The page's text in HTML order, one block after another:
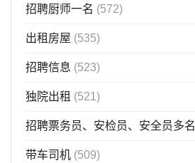
招聘厨师一名 (572)
出租房屋 (535)
招聘信息 (523)
独院出租 (521)
招聘票务员、安检员、安全员多名
带车司机 (509)